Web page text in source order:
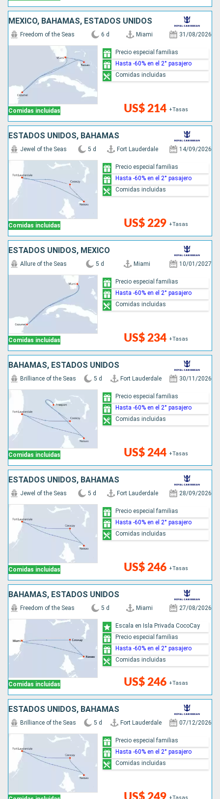
MÉXICO, BAHAMAS, ESTADOS UNIDOS
Comidas incluidas
Freedom of the Seas 6 d Miami 31/08/2026
US$ 214 +Tasas
Precio especial familias
Hasta -60% en el 2° pasajero
Comidas incluidas
ESTADOS UNIDOS, BAHAMAS
Comidas incluidas
Jewel of the Seas 5 d Fort Lauderdale 14/09/2026
US$ 229 +Tasas
Precio especial familias
Hasta -60% en el 2° pasajero
Comidas incluidas
ESTADOS UNIDOS, MÉXICO
Comidas incluidas
Allure of the Seas 5 d Miami 10/01/2027
US$ 234 +Tasas
Precio especial familias
Hasta -60% en el 2° pasajero
Comidas incluidas
BAHAMAS, ESTADOS UNIDOS
Comidas incluidas
Brilliance of the Seas 5 d Fort Lauderdale 30/11/2026
US$ 244 +Tasas
Precio especial familias
Hasta -60% en el 2° pasajero
Comidas incluidas
ESTADOS UNIDOS, BAHAMAS
Comidas incluidas
Jewel of the Seas 5 d Fort Lauderdale 28/09/2026
US$ 246 +Tasas
Precio especial familias
Hasta -60% en el 2° pasajero
Comidas incluidas
BAHAMAS, ESTADOS UNIDOS
Comidas incluidas
Freedom of the Seas 5 d Miami 27/08/2026
US$ 246 +Tasas
Escala en Isla Privada CocoCay
Precio especial familias
Hasta -60% en el 2° pasajero
Comidas incluidas
ESTADOS UNIDOS, BAHAMAS
Brilliance of the Seas 5 d Fort Lauderdale 07/12/2026
Precio especial familias
Hasta -60% en el 2° pasajero
Comidas incluidas